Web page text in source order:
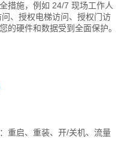
措施，例如 24/7 现场工作人
、授权电梯访问、授权门访
的硬件和数据受到全面保护。
重启、重装、开/关机、流量